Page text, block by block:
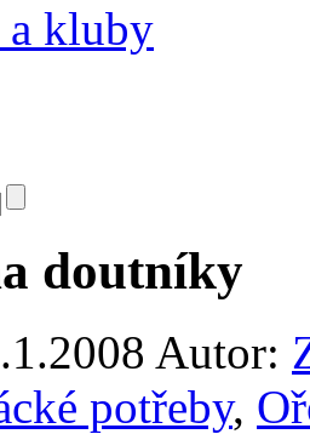
a kluby
doutníky
Autor:
potřeby,